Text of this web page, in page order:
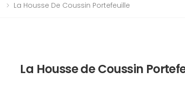
La Housse De Coussin Portefeuille
La Housse de Coussin